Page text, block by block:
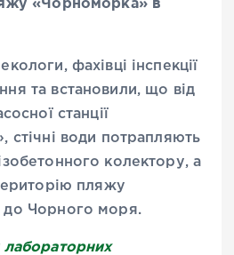
екологи, фахівці інспекції
та встановили, що від
станції
стічні води потрапляють
колектору, а
пляжу
до Чорного моря.
лабораторних